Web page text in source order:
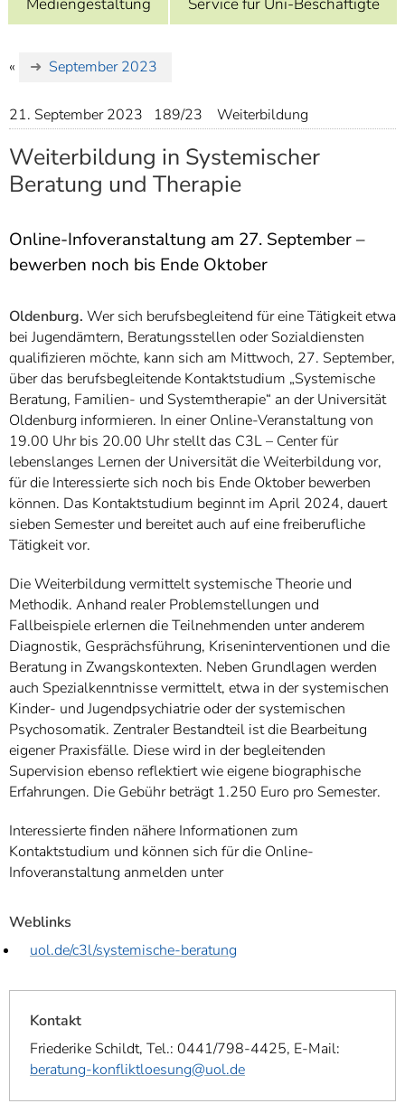
7]
Informationen zur
« September 2023
21. September 2023 189/23 Weiterbildung
Weiterbildung in Systemischer
Beratung und Therapie
Online-Infoveranstaltung am 27. September –
bewerben noch bis Ende Oktober
Oldenburg. Wer sich berufsbegleitend für eine Tätigkeit etwa
bei Jugendämtern, Beratungsstellen oder Sozialdiensten
qualifizieren möchte, kann sich am Mittwoch, 27. September,
über das berufsbegleitende Kontaktstudium „Systemische
Beratung, Familien- und Systemtherapie“ an der Universität
Oldenburg informieren. In einer Online-Veranstaltung von
19.00 Uhr bis 20.00 Uhr stellt das C3L – Center für
lebenslanges Lernen der Universität die Weiterbildung vor,
für die Interessierte sich noch bis Ende Oktober bewerben
können. Das Kontaktstudium beginnt im April 2024, dauert
sieben Semester und bereitet auch auf eine freiberufliche
Tätigkeit vor.
Die Weiterbildung vermittelt systemische Theorie und
Methodik. Anhand realer Problemstellungen und
Fallbeispiele erlernen die Teilnehmenden unter anderem
Diagnostik, Gesprächsführung, Kriseninterventionen und die
Beratung in Zwangskontexten. Neben Grundlagen werden
auch Spezialkenntnisse vermittelt, etwa in der systemischen
Kinder- und Jugendpsychiatrie oder der systemischen
Psychosomatik. Zentraler Bestandteil ist die Bearbeitung
eigener Praxisfälle. Diese wird in der begleitenden
Supervision ebenso reflektiert wie eigene biographische
Erfahrungen. Die Gebühr beträgt 1.250 Euro pro Semester.
Interessierte finden nähere Informationen zum
Kontaktstudium und können sich für die Online-
Infoveranstaltung anmelden unter
Weblinks
uol.de/c3l/systemische-beratung
Kontakt
Friederike Schildt, Tel.: 0441/798-4425, E-Mail:
beratung-konfliktloesung@uol.de